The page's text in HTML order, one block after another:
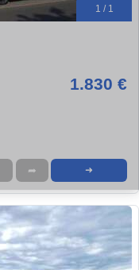
1 / 1
1.830 €
➦ ➜